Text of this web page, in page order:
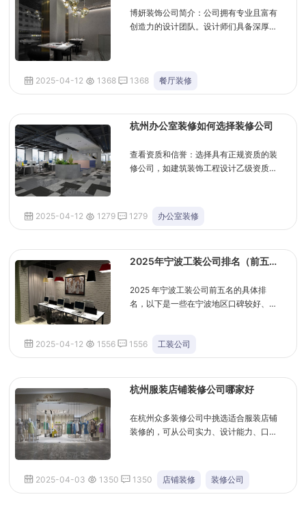
博妍装饰公司简介：公司拥有专业且富有
创造力的设计团队。设计师们具备深厚的
2025-04-12
1368 1368 餐厅装修
杭州办公室装修如何选择装修公司
查看资质和信誉：选择具有正规资质的装
修公司，如建筑装饰工程设计乙级资质、
2025-04-12 1279 1279 办公室装修
2025年宁波工装公司排名（前五
2025 年宁波工装公司前五名的具体排
名，以下是一些在宁波地区口碑较好、实
年，是中大...
2025-04-12 1556 1556 工装公司
杭州服装店铺装修公司哪家好
在杭州众多装修公司中挑选适合服装店铺
装修的，可从公司实力、设计能力、口碑
2025-04-03 1350 1350 店铺装修 装修公司